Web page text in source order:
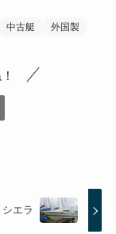
中古艇 外国製
エラ